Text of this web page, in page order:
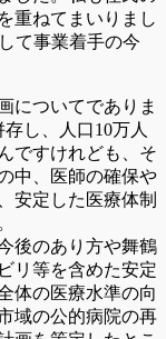
重ねてまいりまし
て事業着手の今
ついてでありま
し、人口10万人
ですけれども、そ
中、医師の確保や
安定した医療体制
後のあり方や舞鶴
リ等を含めた安定
体の医療水準の向
域の公的病院の再